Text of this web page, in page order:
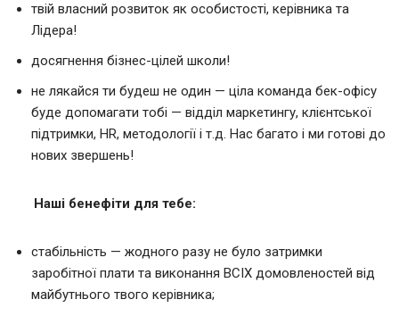
твій власний розвиток як особистості, керівника та
Лідера!
досягнення бізнес-цілей школи!
не лякайся ти будеш не один — ціла команда бек-офісу
буде допомагати тобі — відділ маркетингу, клієнтської
підтримки, HR, методології і т.д. Нас багато і ми готові до
нових звершень!
Наші бенефіти для тебе:
стабільність — жодного разу не було затримки
заробітної плати та виконання ВСІХ домовленостей від
майбутнього твого керівника;